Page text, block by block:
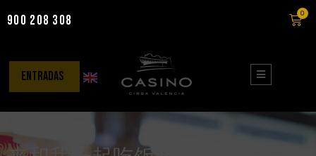
contenido
900 208 308 0
entradas